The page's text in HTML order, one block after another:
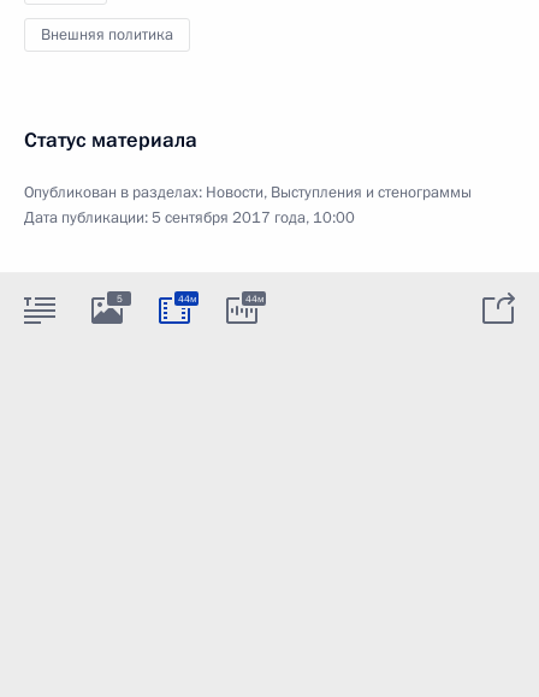
Внешняя политика
Статус материала
Опубликован в разделах: Новости, Выступления и стенограммы
Дата публикации:5 сентября 2017 года, 10:00
5 44м 44м